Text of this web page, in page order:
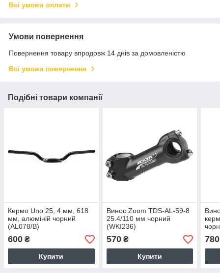
Всі умови оплати
Умови повернення
Повернення товару впродовж 14 днів за домовленістю
Всі умови повернення
Подібні товари компанії
Кермо Uno 25, 4 мм, 618
мм, алюміній чорний
(AL078/B)
600 ₴
Купити
Винос Zoom TDS-AL-59-8
25.4/110 мм чорний
(WKI236)
570₴
Купити
780